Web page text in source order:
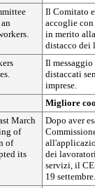
Il Comitato
accoglie
in merito
distacco dei
Il
distaccati
imprese.
Migliore
March
of
of
its
Dopo aver
dei
servizi, il
19 settembre.